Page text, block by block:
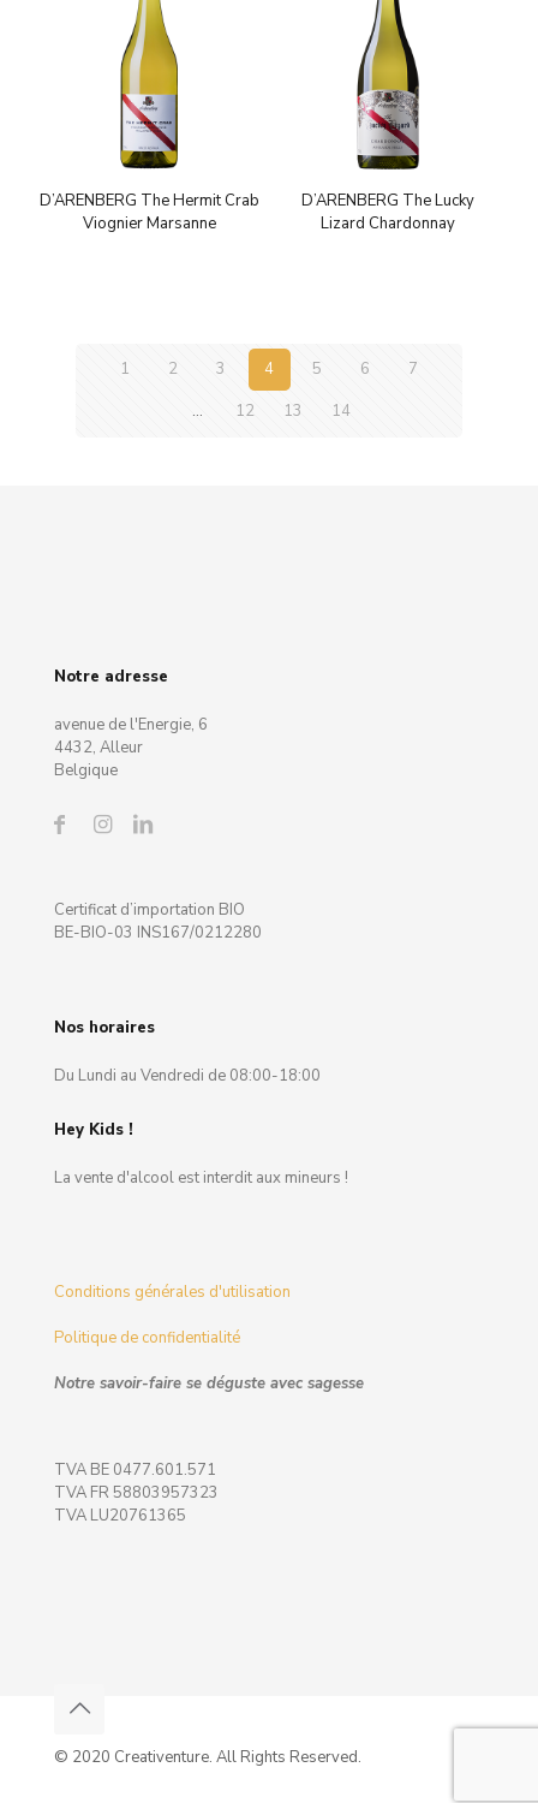
D’ARENBERG The Hermit Crab
Viognier Marsanne
D’ARENBERG The Lucky
Lizard Chardonnay
1 2 3 4 5 6
7
…
12 13 14
Notre adresse
avenue de l'Energie, 6
4432, Alleur
Belgique
Certificat d’importation BIO
BE-BIO-03 INS167/0212280
Nos horaires
Du Lundi au Vendredi de 08:00-18:00
Hey Kids !
La vente d'alcool est interdit aux mineurs !
Conditions générales d'utilisation
Politique de confidentialité
Notre savoir-faire se déguste avec sagesse
TVA BE 0477.601.571
TVA FR 58803957323
TVA LU20761365
© 2020 Creativenture. All Rights Reserved.